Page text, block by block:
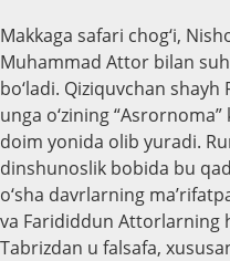
Makkaga safari chog‘i,
Muhammad Attor bilan
bo‘ladi. Qiziquvchan shayh
unga o‘zining
doim yonida olib yuradi.
dinshunoslik bobida bu
o‘sha davrlarning
va Farididdun Attorlarning
Tabrizdan u falsafa,